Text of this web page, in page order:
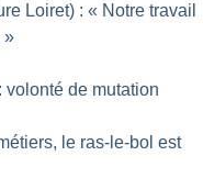
Loiret) : « Notre travail
»
volonté de mutation
le ras-le-bol est